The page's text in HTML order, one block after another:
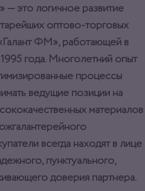
это логичное развитие
оптово-торговых
ФМ», работающей в
года. Многолетний опыт
процессы
ведущие позиции на
материалов
всегда находят в лице
пунктуального,
доверия партнера.